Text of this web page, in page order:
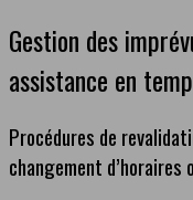
Gestion des
assistance en
Procédures de
changement d’horaires